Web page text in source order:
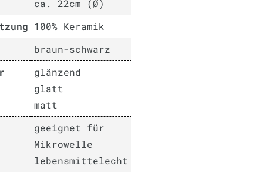
ca. 22cm (Ø)
100% Keramik
braun-schwarz
glänzend
glatt
matt
geeignet für
Mikrowelle
lebensmittelecht